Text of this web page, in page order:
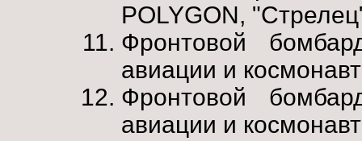
POLYGON,
Фронтовой
авиации и
Фронтовой
авиации и